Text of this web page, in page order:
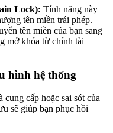
Lock): Tính năng này
tên miền trái phép.
tên miền của bạn sang
mở khóa từ chính tài
hình hệ thống
cấp hoặc sai sót của
sẽ giúp bạn phục hồi